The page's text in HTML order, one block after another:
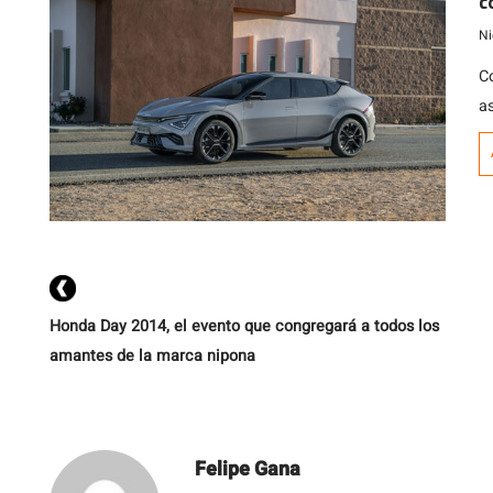
Honda Day 2014, el evento que congregará a todos los
amantes de la marca nipona
Felipe Gana